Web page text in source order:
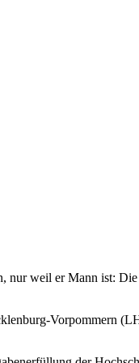
weil er Mann ist:
Vorpommern